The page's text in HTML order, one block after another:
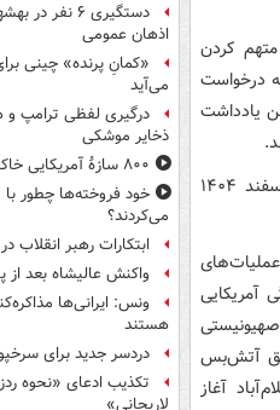
کردن
درخواست
یادداشت
جنگ تحمیلی آمریکا و رژیم صهیونیستی علیه جمهوری اسلامی ایران در بامداد ۹ اسفند ۱۴۰۴
عملیات‌های
آمریکایی
و آغاز مذاکره شدند. سرانجام در ۲۰ فروردین ۱۴۰۵ توافق آتش‌بس
آغاز
دستگیری ۶
اذهان عمومی
«کمانِ پرنده» چینی
می‌آید
درگیری لفظی ترامپ
ذخایر موشکی
۸۰۰ سازۀ آمریکایی خاکستر شد
خود فروخته‌ها چطور
می‌کردند؟
ابتکارات رهبر انقلاب
واکنش عالیشاه بعد از
ونس: ایرانی‌ها
هستند
دردسر جدید برای
تکذیب ادعای «نحوه
لاریجانی»